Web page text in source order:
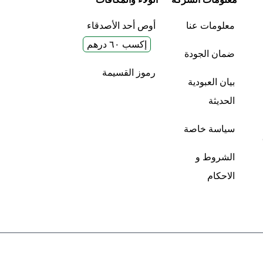
معلومات عنا
ضمان الجودة
بيان العبودية
الحديثة
سياسة خاصة
الشروط و
الاحكام
أوص أحد الأصدقاء
إكسب ٦٠ درهم
رموز القسيمة